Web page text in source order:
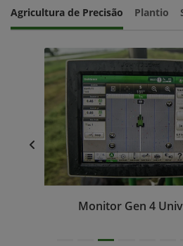
Agricultura de Precisão Plantio
Monitor Gen 4